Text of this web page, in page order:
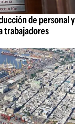
de personal y
trabajadores